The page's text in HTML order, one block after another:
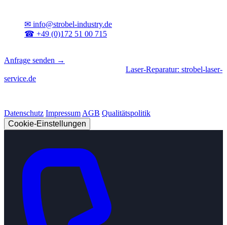
✉ info@strobel-industry.de
☎ +49 (0)172 51 00 715
Anfrage senden →
Laser-Reparatur: strobel-laser-
service.de
Datenschutz ImpressumAGB Qualitätspolitik
Cookie-Einstellungen